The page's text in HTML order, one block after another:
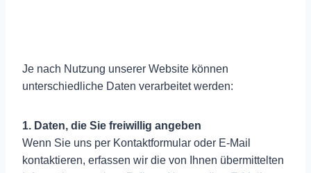
Je nach Nutzung unserer Website können
unterschiedliche Daten verarbeitet werden:
1. Daten, die Sie freiwillig angeben
Wenn Sie uns per Kontaktformular oder E-Mail
kontaktieren, erfassen wir die von Ihnen übermittelten